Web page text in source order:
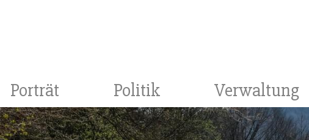
Porträt Politik Verwaltung